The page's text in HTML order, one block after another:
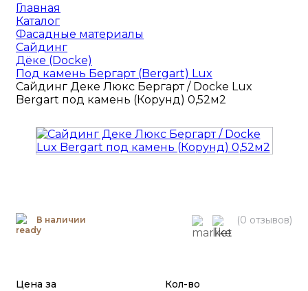
Главная
Каталог
Фасадные материалы
Сайдинг
Дёке (Docke)
Под камень Бергарт (Bergart) Lux
Сайдинг Деке Люкс Бергарт / Docke Lux
Bergart под камень (Корунд) 0,52м2
В наличии (0 отзывов)
Цена за Кол-во